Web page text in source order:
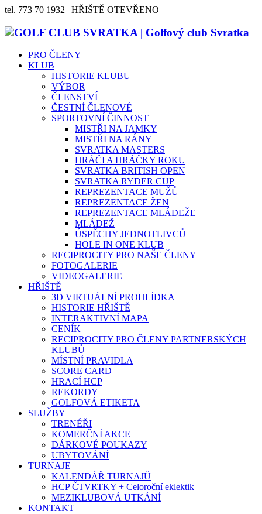
tel. 773 70 1932 | HŘIŠTĚ OTEVŘENO
PRO ČLENY
KLUB
HISTORIE KLUBU
VÝBOR
ČLENSTVÍ
ČESTNÍ ČLENOVÉ
SPORTOVNÍ ČINNOST
MISTŘI NA JAMKY
MISTŘI NA RÁNY
SVRATKA MASTERS
HRÁČI A HRÁČKY ROKU
SVRATKA BRITISH OPEN
SVRATKA RYDER CUP
REPREZENTACE MUŽŮ
REPREZENTACE ŽEN
REPREZENTACE MLÁDEŽE
MLÁDEŽ
ÚSPĚCHY JEDNOTLIVCŮ
HOLE IN ONE KLUB
RECIPROCITY PRO NAŠE ČLENY
FOTOGALERIE
VIDEOGALERIE
HŘIŠTĚ
3D VIRTUÁLNÍ PROHLÍDKA
HISTORIE HŘIŠTĚ
INTERAKTIVNÍ MAPA
CENÍK
RECIPROCITY PRO ČLENY PARTNERSKÝCH
KLUBŮ
MÍSTNÍ PRAVIDLA
SCORE CARD
HRACÍ HCP
REKORDY
GOLFOVÁ ETIKETA
SLUŽBY
TRENÉŘI
KOMERČNÍ AKCE
DÁRKOVÉ POUKAZY
UBYTOVÁNÍ
TURNAJE
KALENDÁŘ TURNAJŮ
HCP ČTVRTKY + Celoroční eklektik
MEZIKLUBOVÁ UTKÁNÍ
KONTAKT